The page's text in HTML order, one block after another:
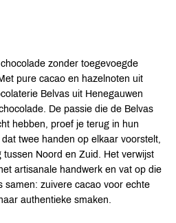
zonder toegevoegde
pure cacao en hazelnoten uit
Belvas uit Henegauwen
De passie die de Belvas
hebben, proef je terug in hun
twee handen op elkaar voorstelt,
Noord en Zuid. Het verwijst
artisanale handwerk en vat op die
samen: zuivere cacao voor echte
authentieke smaken.